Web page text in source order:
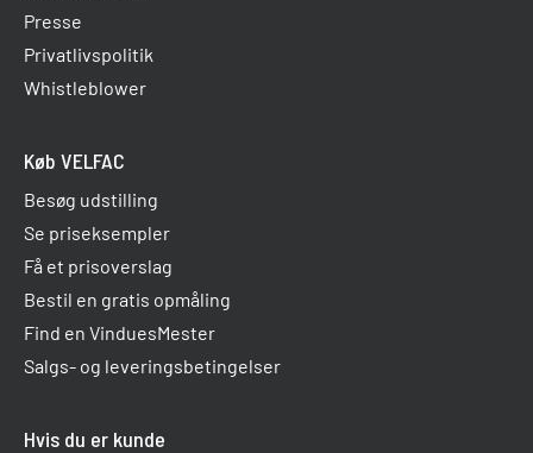
Presse
Privatlivspolitik
Whistleblower
Køb VELFAC
Besøg udstilling
Se priseksempler
Få et prisoverslag
Bestil en gratis opmåling
Find en VinduesMester
Salgs- og leveringsbetingelser
Hvis du er kunde